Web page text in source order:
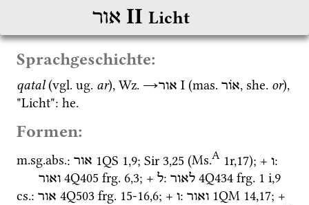
אור ‎ II Licht
Sprachgeschichte:
qatal (vgl. ug. ar), Wz. →אור ‎ I (mas. אֹור, she. or),
"Licht": he.
Formen:
m.sg.abs.: אור 1QS 1,9; Sir 3,25 (Ms.A 1r,17); + ו
ואור 4Q405 frg. 6,3; + ל: לאור 4Q434 frg. 1 i,9
cs.: אור 4Q503 frg. 15-16,6; + ו: ואור 1QM 14,17